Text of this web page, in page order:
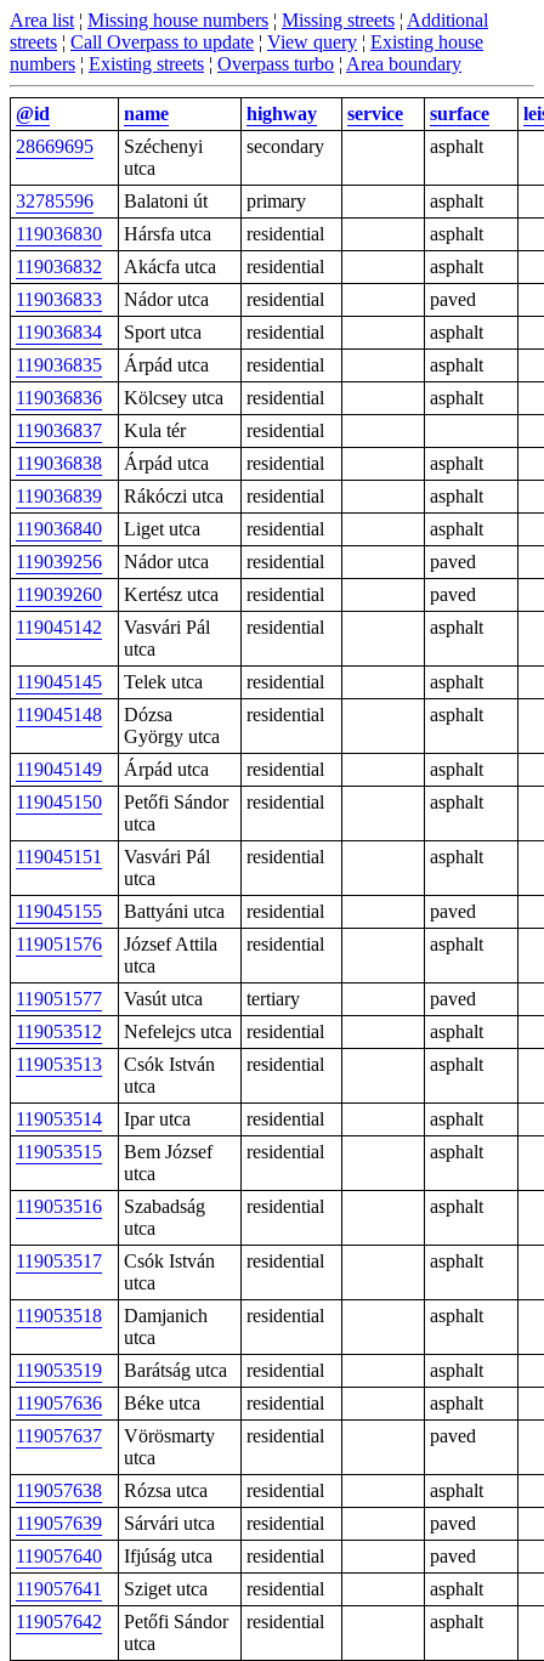
Area list ¦ Missing house numbers ¦ Missing streets ¦ Additional
streets ¦ Call Overpass to update ¦ View query ¦ Existing house
numbers ¦ Existing streets ¦ Overpass turbo ¦ Area boundary
@id name highway service surface
28669695
Széchenyi
utca
secondary asphalt
32785596 Balatoni út primary
asphalt
119036830
Hársfa utca residential
asphalt
119036832
Akácfa utca residential
asphalt
119036833
Nádor utca residential
paved
119036834
Sport utca residential
asphalt
119036835
Árpád utca residential
asphalt
119036836
Kölcsey utca residential
asphalt
119036837
Kula tér
residential
119036838
Árpád utca residential
asphalt
119036839
Rákóczi utca residential
asphalt
119036840
Liget utca residential
asphalt
119039256
Nádor utca residential
paved
119039260
Kertész utca residential
paved
119045142
Vasvári Pál
utca
residential asphalt
119045145 Telek utca residential
asphalt
119045148
Dózsa
György utca
residential asphalt
119045149 Árpád utca residential
asphalt
119045150
Petőfi Sándor
utca
residential asphalt
119045151
Vasvári Pál
utca
residential asphalt
119045155 Battyáni utca residential
paved
119051576
József Attila
utca
residential asphalt
119051577 Vasút utca tertiary
paved
119053512
Nefelejcs utca residential
asphalt
119053513
Csók István
utca
residential asphalt
119053514 Ipar utca residential
asphalt
119053515
Bem József
utca
residential asphalt
119053516
Szabadság
utca
residential asphalt
119053517
Csók István
utca
residential asphalt
119053518
Damjanich
utca
residential asphalt
119053519 Barátság utca residential
asphalt
119057636
Béke utca residential
asphalt
119057637
Vörösmarty
utca
residential paved
119057638 Rózsa utca residential
asphalt
119057639
Sárvári utca residential
paved
119057640
Ifjúság utca residential
paved
119057641
Sziget utca residential
asphalt
119057642
Petőfi Sándor
utca
residential asphalt